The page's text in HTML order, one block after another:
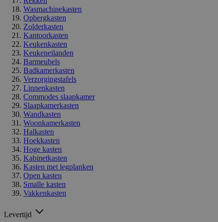
Wasmachinekasten
Opbergkasten
Zolderkasten
Kantoorkasten
Keukenkasten
Keukeneilanden
Barmeubels
Badkamerkasten
Verzorgingstafels
Linnenkasten
Commodes slaapkamer
Slaapkamerkasten
Wandkasten
Woonkamerkasten
Halkasten
Hoekkasten
Hoge kasten
Kabinetkasten
Kasten met legplanken
Open kasten
Smalle kasten
Vakkenkasten
Levertijd